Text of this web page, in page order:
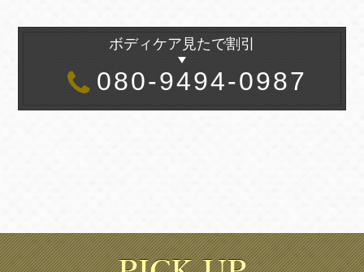
ボディケア見たで割引
080-9494-0987